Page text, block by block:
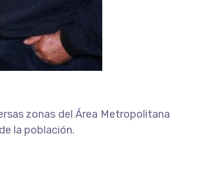
zonas del Área Metropolitana
la población.